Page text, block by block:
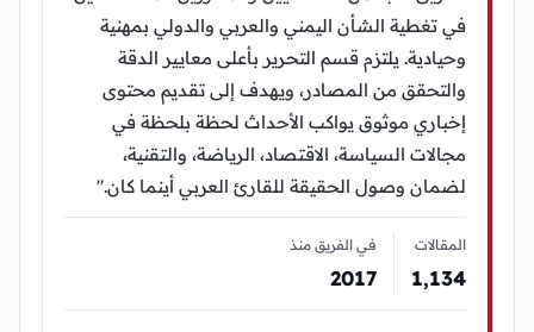
في تغطية الشأن اليمني والعربي والدولي بمهنية
وحيادية. يلتزم قسم التحرير بأعلى معايير الدقة
والتحقق من المصادر، ويهدف إلى تقديم محتوى
إخباري موثوق يواكب الأحداث لحظة بلحظة في
مجالات السياسة، الاقتصاد، الرياضة، والتقنية،
لضمان وصول الحقيقة للقارئ العربي أينما كان."
المقالات
1٬134
في الفريق منذ
2017